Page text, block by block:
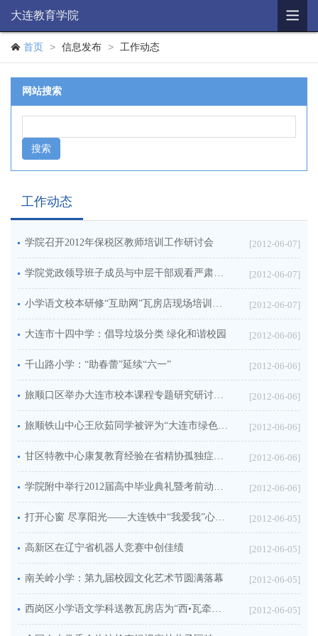
学院概况
机构简介
财务公开
信息公开
大连教育学院 
 首页 > 信息发布 > 工作动态
网站搜索
工作动态
学院召开2012年保税区教师培训工作研讨会 [2012-06-07]
学院党政领导班子成员与中层干部观看严肃换届纪律工作纪实教育片 [2012-06-07]
小学语文校本研修“互助网”瓦房店现场培训如期举行 [2012-06-07]
大连市十四中学：倡导垃圾分类 绿化和谐校园 [2012-06-06]
千山路小学：“助春蕾”延续“六一” [2012-06-06]
旅顺口区举办大连市校本课程专题研究研讨会暨前夹山小学第五届校园剪纸艺术节开幕式 [2012-06-06]
旅顺铁山中心王欣茹同学被评为“大连市绿色生活使者” [2012-06-06]
甘区特教中心康复教育经验在省精协孤独症大会上作交流 [2012-06-06]
学院附中举行2012届高中毕业典礼暨考前动员大会 [2012-06-06]
打开心窗 尽享阳光——大连铁中“我爱我”心理活动周落幕 [2012-06-05]
高新区在辽宁省机器人竞赛中创佳绩 [2012-06-05]
南关岭小学：第九届校园文化艺术节圆满落幕 [2012-06-05]
西岗区小学语文学科送教瓦房店为“西•瓦牵手”再续新篇 [2012-06-05]